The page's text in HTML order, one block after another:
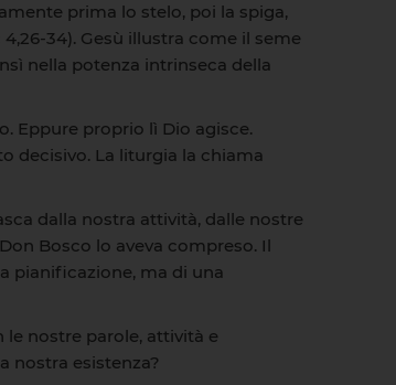
prima lo stelo, poi la spiga,
34). Gesù illustra come il seme
nella potenza intrinseca della
Eppure proprio lì Dio agisce.
decisivo. La liturgia la chiama
dalla nostra attività, dalle nostre
Bosco lo aveva compreso. Il
pianificazione, ma di una
nostre parole, attività e
nostra esistenza?